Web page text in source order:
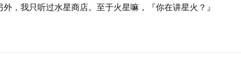
外，我只听过水星商店。至于火星嘛，『你在讲星火？』